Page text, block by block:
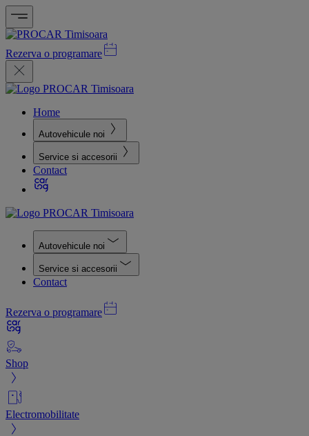
Rezerva o programare
Home
Autovehicule noi
Service si accesorii
Contact
Autovehicule noi
Service si accesorii
Contact
Rezerva o programare
Shop
Electromobilitate